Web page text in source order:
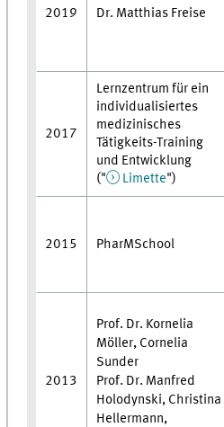
2019 Dr. Matthias Freise
2017
Lernzentrum für ein
individualisiertes
medizinisches
Tätigkeits-Training
und Entwicklung
("
Limette")
2015 PharMSchool
2013
Prof. Dr. Kornelia
Möller, Cornelia
Sunder
Prof. Dr. Manfred
Holodynski, Christina
Hellermann,